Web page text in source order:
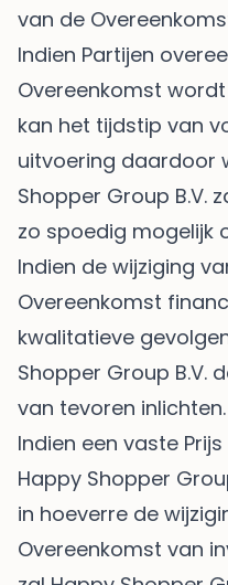
van de
Indien Partijen
Overeenkomst
kan het tijdstip van
uitvoering daardoor
Shopper Group B.V.
zo spoedig mogelijk
Indien de wijziging
Overeenkomst
kwalitatieve
Shopper Group B.V.
van tevoren inlichten.
Indien een vaste
Happy Shopper
in hoeverre de
Overeenkomst van